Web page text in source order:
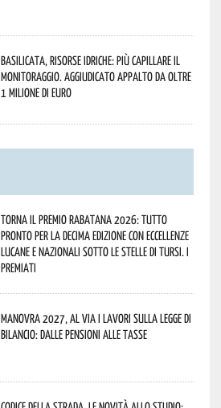
Basilicata, Risorse idriche: più capillare il
monitoraggio. Aggiudicato appalto da oltre
1 milione di euro
Torna il Premio Rabatana 2026: tutto
pronto per la decima edizione con eccellenze
lucane e nazionali sotto le stelle di Tursi. I
premiati
Manovra 2027, al via i lavori sulla Legge di
Bilancio: dalle pensioni alle tasse